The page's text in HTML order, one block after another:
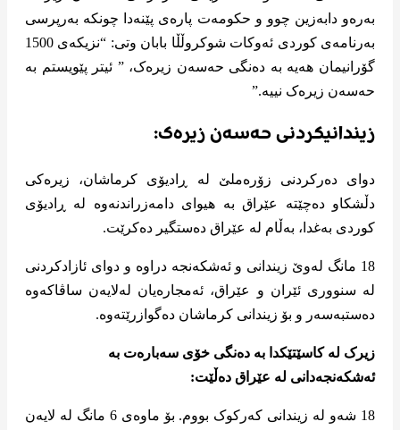
بەرەو دابەزین چوو و حکومەت پارەی پێنەدا چونکە بەرپرسی
بەرنامەی کوردی ئەوکات شوکروڵڵا بابان وتی: “نزیکەی 1500
گۆرانیمان هەیە بە دەنگی حەسەن زیرەک، ” ئیتر پێویستم بە
حەسەن زیرەک نییە.”
زیندانیکردنی حەسەن زیرەک:
دوای دەرکردنی زۆرەملێ لە ڕادیۆی کرماشان، زیرەکی
دڵشکاو دەچێتە عێراق بە هیوای دامەزراندنەوە لە ڕادیۆی
کوردی بەغدا، بەڵام لە عێراق دەستگیر دەکرێت.
18 مانگ لەوێ زیندانی و ئەشکەنجە دراوە و دوای ئازادکردنی
لە سنووری ئێران و عێراق، ئەمجارەیان لەلایەن ساڤاکەوە
دەستبەسەر و بۆ زیندانی کرماشان دەگوازرێتەوە.
زیرک لە کاسێتێکدا بە دەنگی خۆی سەبارەت بە
ئەشکەنجەدانی لە عێراق دەڵێت:
18 شەو لە زیندانی کەرکوک بووم. بۆ ماوەی 6 مانگ لە لایەن